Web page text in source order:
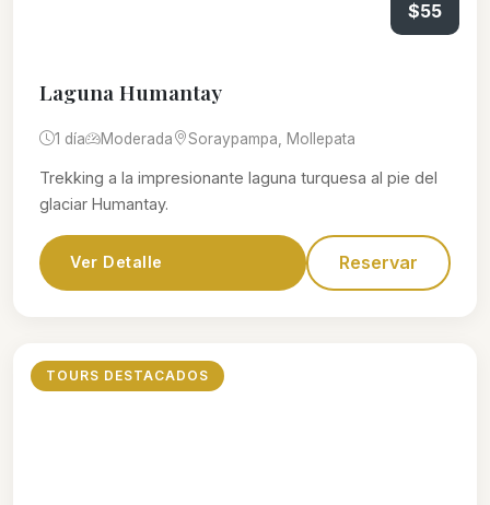
$55
Laguna Humantay
1 día Moderada Soraypampa, Mollepata
Trekking a la impresionante laguna turquesa al pie del
glaciar Humantay.
Ver Detalle Reservar
TOURS DESTACADOS